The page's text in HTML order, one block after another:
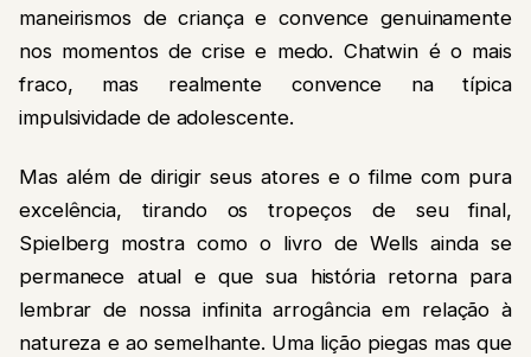
maneirismos de criança e convence genuinamente
nos momentos de crise e medo. Chatwin é o mais
fraco, mas realmente convence na típica
impulsividade de adolescente.
Mas além de dirigir seus atores e o filme com pura
excelência, tirando os tropeços de seu final,
Spielberg mostra como o livro de Wells ainda se
permanece atual e que sua história retorna para
lembrar de nossa infinita arrogância em relação à
natureza e ao semelhante. Uma lição piegas mas que